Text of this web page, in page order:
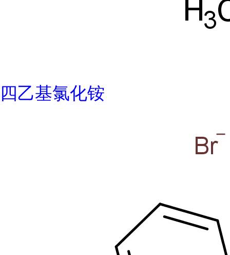
四乙基氯化铵